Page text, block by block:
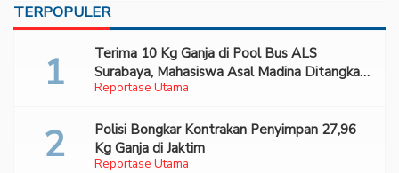
TERPOPULER
Reportase Utama
Terima 10 Kg Ganja di Pool Bus ALS
Surabaya, Mahasiswa Asal Madina Ditangkap
Bareskrim
Reportase Utama
Polisi Bongkar Kontrakan Penyimpan 27,96
Kg Ganja di Jaktim